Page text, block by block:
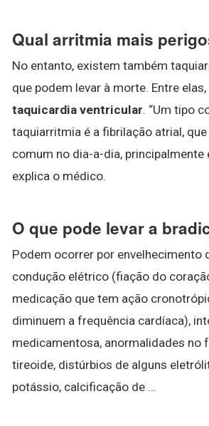
Qual arritmia mais
No entanto, existem também
que podem levar à morte. Entre
taquicardia ventricular. “Um tipo
taquiarritmia é a fibrilação atrial,
comum no dia-a-dia, principalmente
explica o médico.
O que pode levar a
Podem ocorrer por envelhecimento
condução elétrico (fiação do
medicação que tem ação
diminuem a frequência cardíaca),
medicamentosa, anormalidades no
tireoide, distúrbios de alguns
potássio, calcificação de ...